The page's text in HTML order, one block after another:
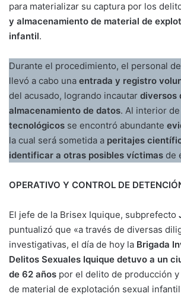
para materializar su captura por los
y almacenamiento de material de
infantil.
Durante el procedimiento, el personal
llevó a cabo una entrada y registro
del acusado, logrando incautar diversos
almacenamiento de datos. Al interior
tecnológicos se encontró abundante
la cual será sometida a peritajes
identificar a otras posibles víctimas de
OPERATIVO Y CONTROL DE
El jefe de la Brisex Iquique, subprefecto
puntualizó que «a través de diversas
investigativas, el día de hoy la Brigada
Delitos Sexuales Iquique detuvo a un
de 62 años por el delito de producción
de material de explotación sexual